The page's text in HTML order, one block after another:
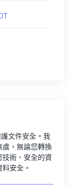
文件安全。我
虞，無論您轉換
技術、安全的資
安全。